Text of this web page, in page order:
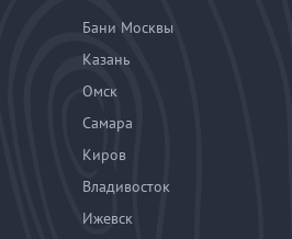
Бани Москвы
Казань
Омск
Самара
Киров
Владивосток
Ижевск